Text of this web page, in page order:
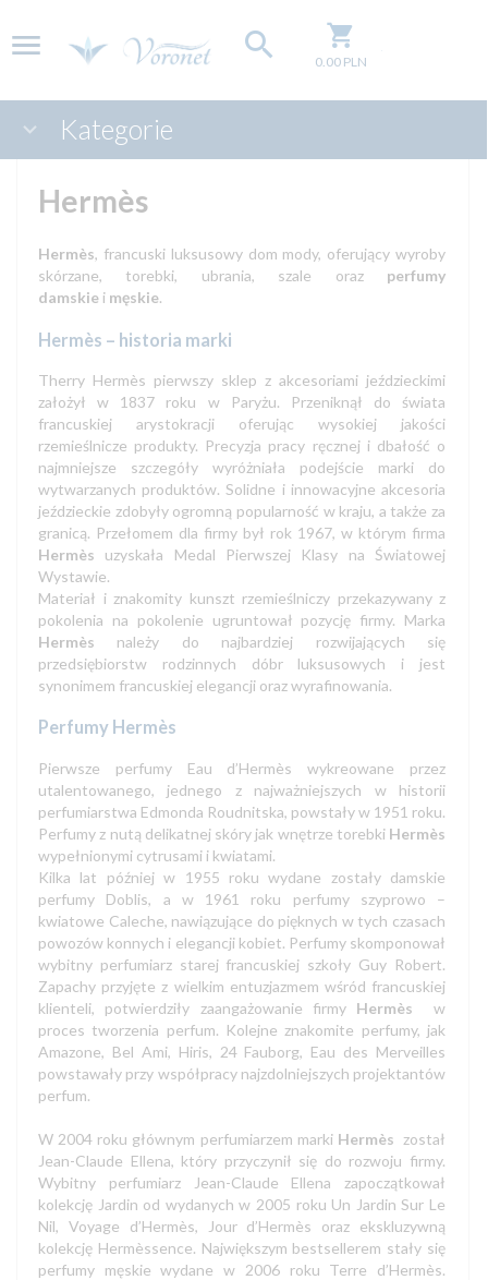
0.00 PLN
Kategorie
Hermès
Hermès, francuski luksusowy dom mody, oferujący wyroby
skórzane, torebki, ubrania, szale oraz perfumy
damskie i męskie.
Hermès – historia marki
Therry Hermès pierwszy sklep z akcesoriami jeździeckimi
założył w 1837 roku w Paryżu. Przeniknął do świata
francuskiej arystokracji oferując wysokiej jakości
rzemieślnicze produkty. Precyzja pracy ręcznej i dbałość o
najmniejsze szczegóły wyróżniała podejście marki do
wytwarzanych produktów. Solidne i innowacyjne akcesoria
jeździeckie zdobyły ogromną popularność w kraju, a także za
granicą. Przełomem dla firmy był rok 1967, w którym firma
Hermès uzyskała Medal Pierwszej Klasy na Światowej
Wystawie.
Materiał i znakomity kunszt rzemieślniczy przekazywany z
pokolenia na pokolenie ugruntował pozycję firmy. Marka
Hermès należy do najbardziej rozwijających się
przedsiębiorstw rodzinnych dóbr luksusowych i jest
synonimem francuskiej elegancji oraz wyrafinowania.
Perfumy Hermès
Pierwsze perfumy Eau d’Hermès wykreowane przez
utalentowanego, jednego z najważniejszych w historii
perfumiarstwa Edmonda Roudnitska, powstały w 1951 roku.
Perfumy z nutą delikatnej skóry jak wnętrze torebki Hermès
wypełnionymi cytrusami i kwiatami.
Kilka lat później w 1955 roku wydane zostały damskie
perfumy Doblis, a w 1961 roku perfumy szyprowo –
kwiatowe Caleche, nawiązujące do pięknych w tych czasach
powozów konnych i elegancji kobiet. Perfumy skomponował
wybitny perfumiarz starej francuskiej szkoły Guy Robert.
Zapachy przyjęte z wielkim entuzjazmem wśród francuskiej
klienteli, potwierdziły zaangażowanie firmy Hermès w
proces tworzenia perfum. Kolejne znakomite perfumy, jak
Amazone, Bel Ami, Hiris, 24 Fauborg, Eau des Merveilles
powstawały przy współpracy najzdolniejszych projektantów
perfum.
W 2004 roku głównym perfumiarzem markiHermès został
Jean-Claude Ellena, który przyczynił się do rozwoju firmy.
Wybitny perfumiarz Jean-Claude Ellena zapoczątkował
kolekcję Jardin od wydanych w 2005 roku Un Jardin Sur Le
Nil, Voyage d’Hermès, Jour d’Hermès oraz ekskluzywną
kolekcję Hermèssence. Największym bestsellerem stały się
perfumy męskie wydane w 2006 roku Terre d’Hermès.